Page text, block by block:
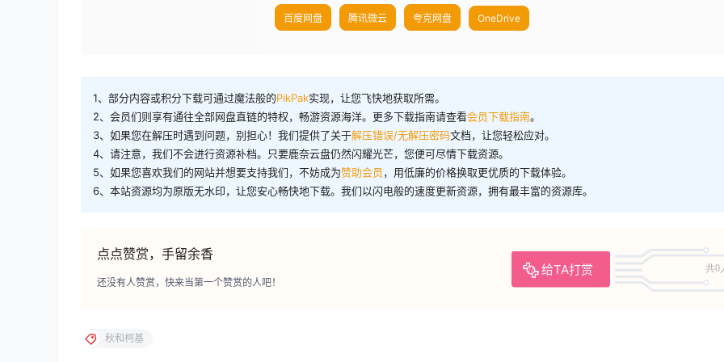
百度网盘 腾讯微云 夸克网盘 OneDrive
1、部分内容或积分下载可通过魔法般的PikPak实现，让您飞快地获取所需。
2、会员们则享有通往全部网盘直链的特权，畅游资源海洋。更多下载指南请查看会员下载指南。
3、如果您在解压时遇到问题，别担心！我们提供了关于解压错误/无解压密码文档，让您轻松应对。
4、请注意，我们不会进行资源补档。只要鹿奈云盘仍然闪耀光芒，您便可尽情下载资源。
5、如果您喜欢我们的网站并想要支持我们，不妨成为赞助会员，用低廉的价格换取更优质的下载体验。
6、本站资源均为原版无水印，让您安心畅快地下载。我们以闪电般的速度更新资源，拥有最丰富的资源库。
点点赞赏，手留余香
给TA打赏 共0
还没有人赞赏，快来当第一个赞赏的人吧！
秋和柯基